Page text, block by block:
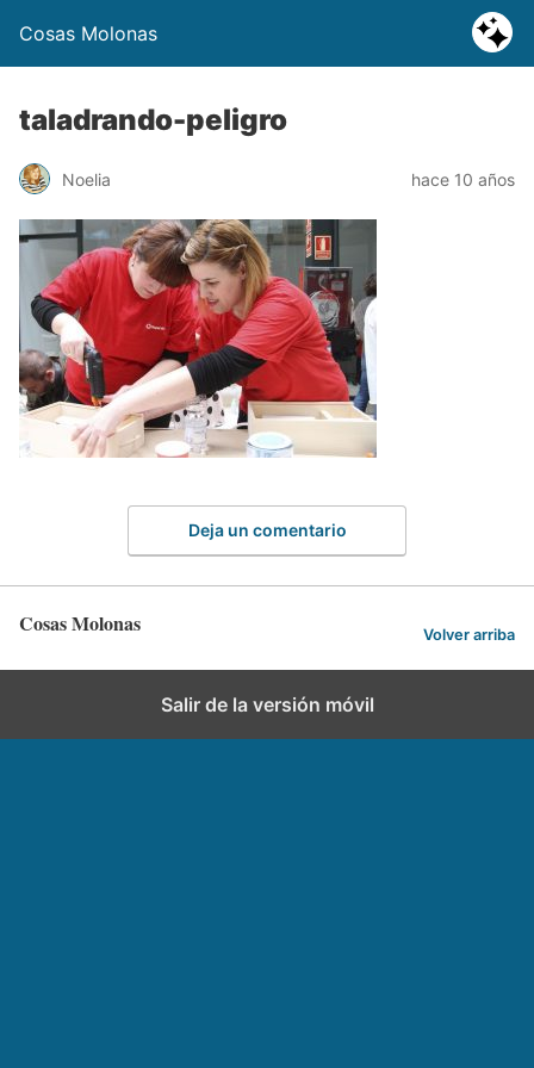
Cosas Molonas
taladrando-peligro
Noelia hace 10 años
Deja un comentario
Cosas Molonas Volver arriba
Salir de la versión móvil